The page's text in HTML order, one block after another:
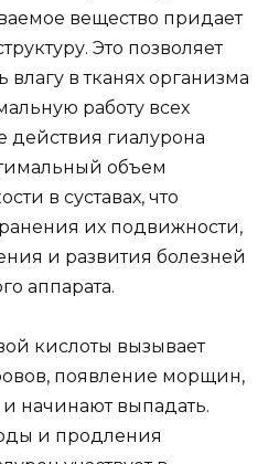
вещество придает
Это позволяет
в тканях организма
работу всех
действия гиалурона
объем
в суставах, что
их подвижности,
и развития болезней
аппарата.
кислоты вызывает
появление морщин,
начинают выпадать.
и продления